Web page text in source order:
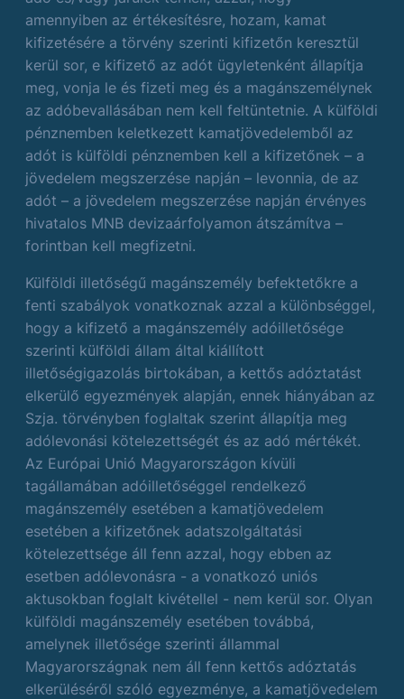
amennyiben az értékesítésre, hozam, kamat
kifizetésére a törvény szerinti kifizetőn keresztül
kerül sor, e kifizető az adót ügyletenként állapítja
meg, vonja le és fizeti meg és a magánszemélynek
az adóbevallásában nem kell feltüntetnie. A külföldi
pénznemben keletkezett kamatjövedelemből az
adót is külföldi pénznemben kell a kifizetőnek – a
jövedelem megszerzése napján – levonnia, de az
adót – a jövedelem megszerzése napján érvényes
hivatalos MNB devizaárfolyamon átszámítva –
forintban kell megfizetni.
Külföldi illetőségű magánszemély befektetőkre a
fenti szabályok vonatkoznak azzal a különbséggel,
hogy a kifizető a magánszemély adóilletősége
szerinti külföldi állam által kiállított
illetőségigazolás birtokában, a kettős adóztatást
elkerülő egyezmények alapján, ennek hiányában az
Szja. törvényben foglaltak szerint állapítja meg
adólevonási kötelezettségét és az adó mértékét.
Az Európai Unió Magyarországon kívüli
tagállamában adóilletőséggel rendelkező
magánszemély esetében a kamatjövedelem
esetében a kifizetőnek adatszolgáltatási
kötelezettsége áll fenn azzal, hogy ebben az
esetben adólevonásra - a vonatkozó uniós
aktusokban foglalt kivétellel - nem kerül sor. Olyan
külföldi magánszemély esetében továbbá,
amelynek illetősége szerinti állammal
Magyarországnak nem áll fenn kettős adóztatás
elkerüléséről szóló egyezménye, a kamatjövedelem